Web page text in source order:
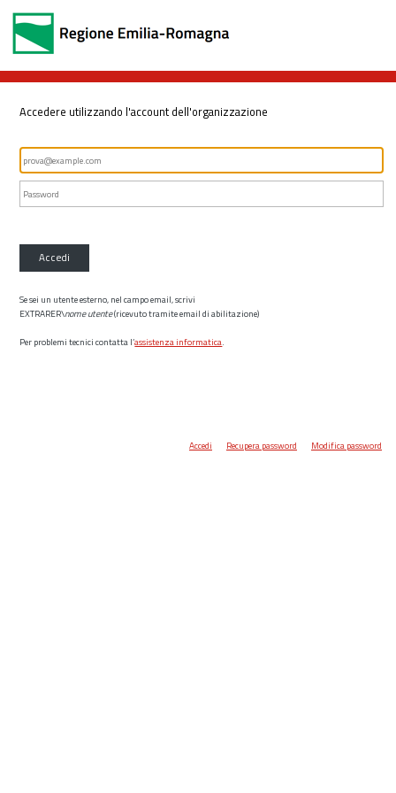
Accedere utilizzando l'account dell'organizzazione
Accedi
Se sei un utente esterno, nel campo email, scrivi
EXTRARER\nome utente(ricevuto tramite email di abilitazione)
Per problemi tecnici contatta l’assistenza informatica.
Accedi Recupera password Modifica password